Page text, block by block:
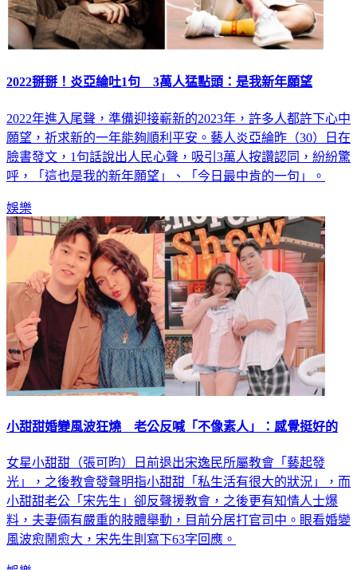
2022掰掰！炎亞綸吐1句 3萬人猛點頭：是我新年願望
2022年進入尾聲，準備迎接嶄新的2023年，許多人都許下心中
願望，祈求新的一年能夠順利平安。藝人炎亞綸昨（30）日在
臉書發文，1句話說出人民心聲，吸引3萬人按讚認同，紛紛驚
呼，「這也是我的新年願望」、「今日最中肯的一句」。
娛樂
小甜甜婚變風波狂燒 老公反喊「不像素人」：感覺挺好的
女星小甜甜（張可昀）日前退出宋逸民所屬教會「藝起發
光」，之後教會發聲明指小甜甜「私生活有很大的狀況」，而
小甜甜老公「宋先生」卻反聲援教會，之後更有知情人士爆
料，夫妻倆有嚴重的肢體舉動，目前分居打官司中。眼看婚變
風波愈鬧愈大，宋先生則寫下63字回應。